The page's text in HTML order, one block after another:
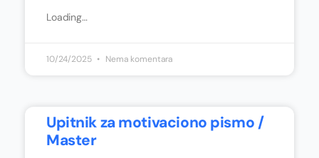
Loading…
10/24/2025 Nema komentara
Upitnik za motivaciono pismo /
Master